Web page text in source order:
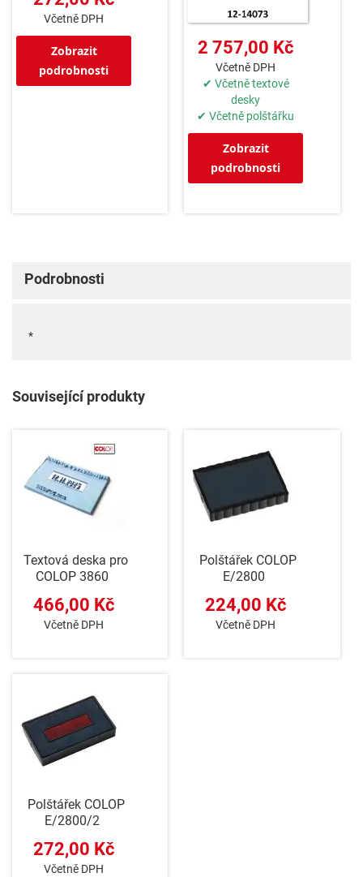
Včetně DPH
Zobrazit
podrobnosti
2 757,00 Kč
Včetně DPH
✔ Včetně textové
desky
✔ Včetně polštářku
Zobrazit
podrobnosti
Podrobnosti
*
Související produkty
Textová deska pro
COLOP 3860
466,00 Kč
Včetně DPH
Polštářek COLOP
E/2800
224,00 Kč
Včetně DPH
Polštářek COLOP
E/2800/2
272,00 Kč
Včetně DPH